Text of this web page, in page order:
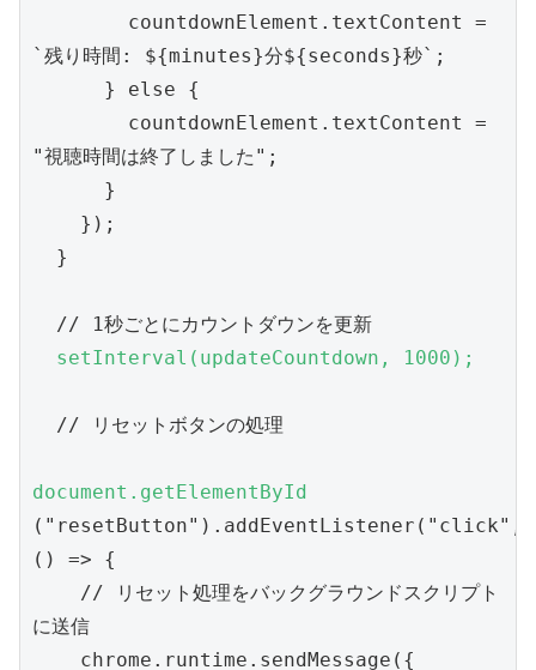
`残り時間: ${minutes}分${seconds}秒`;
      } else {
"視聴時間は終了しました";
      }
    });
  }
  // 1秒ごとにカウントダウンを更新
  setInterval(updateCountdown, 1000);
  // リセットボタンの処理
document.getElementById
("resetButton").addEventListener("click",
() => {
に送信